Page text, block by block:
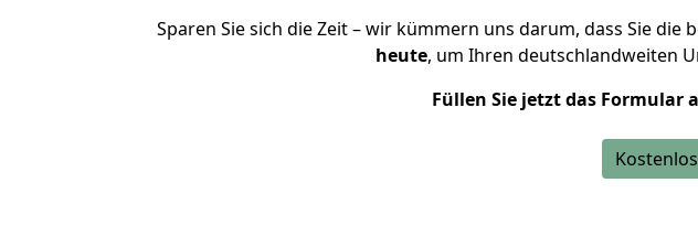
Sparen Sie sich die Zeit – wir kümmern uns darum, dass Sie die
heute, um Ihren deutschlandweiten
Füllen Sie jetzt das Formular